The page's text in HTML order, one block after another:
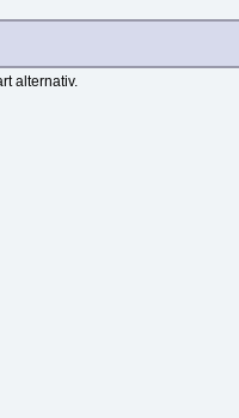
alternativ.